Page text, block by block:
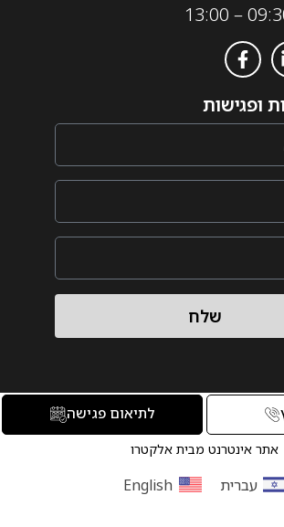
ופגישות
שלח
לתיאום פגישה
אתר אינטרנט מבית אלקטרו
עברית English